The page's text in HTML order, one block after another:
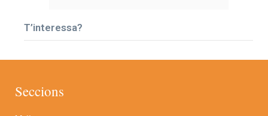
T’interessa?
Seccions